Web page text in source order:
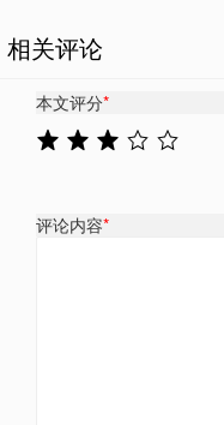
相关评论
本文评分*
评论内容*